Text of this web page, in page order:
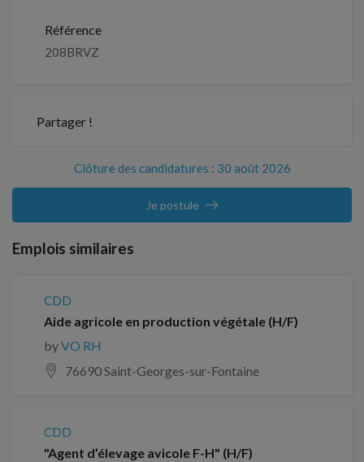
Référence
208BRVZ
Partager !
Clôture des candidatures : 30 août 2026
Je postule
Emplois similaires
CDD
Aide agricole en production végétale (H/F)
byVO RH
76690 Saint-Georges-sur-Fontaine
CDD
"Agent d’élevage avicole F-H" (H/F)